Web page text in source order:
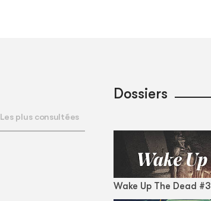
Les plus consultées
Dossiers
Wake Up The Dead